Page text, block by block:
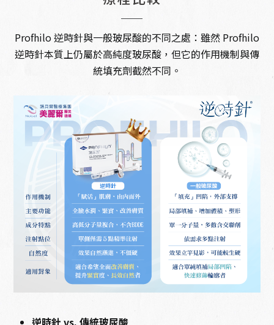
Profhilo 逆時針與一般玻尿酸的不同之處：雖然 Profhilo
逆時針本質上仍屬於高純度玻尿酸，但它的作用機制與傳
統填充劑截然不同。